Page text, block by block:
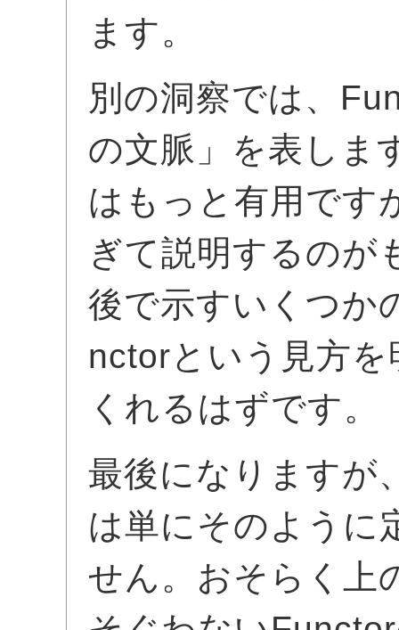
ます。
別の洞察では、
の文脈」を表しま
はもっと有用です
ぎて説明するのが
後で示すいくつか
nctorという見方
くれるはずです。
最後になりますが
は単にそのように
せん。おそらく上